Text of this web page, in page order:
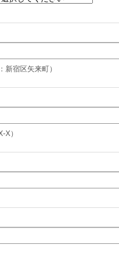
新宿区矢来町）
X）